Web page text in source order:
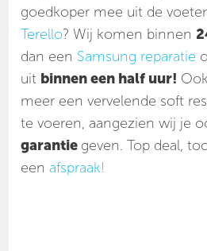
goedkoper mee uit de
Terello? Wij komen binnen
dan een Samsung reparatie
uit binnen een half uur!
meer een vervelende soft
te voeren, aangezien wij je
garantie geven. Top deal,
eenafspraak!